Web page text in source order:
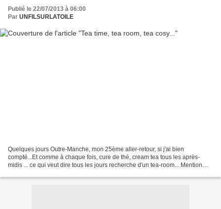
Publié le 22/07/2013 à 06:00
Par UNFILSURLATOILE
Quelques jours Outre-Manche, mon 25ème aller-retour, si j'ai bien
compté...Et comme à chaque fois, cure de thé, cream tea tous les après-
midis ... ce qui veut dire tous les jours recherche d'un tea-room... Mention